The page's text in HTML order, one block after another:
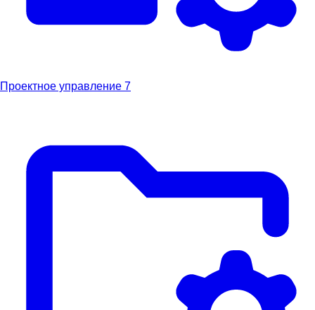
Проектное управление 7